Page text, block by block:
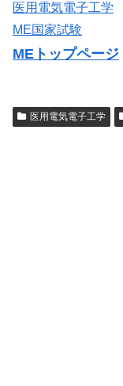
医用電気電子工学
ME国家試験
MEトップページ
医用電気電子工学